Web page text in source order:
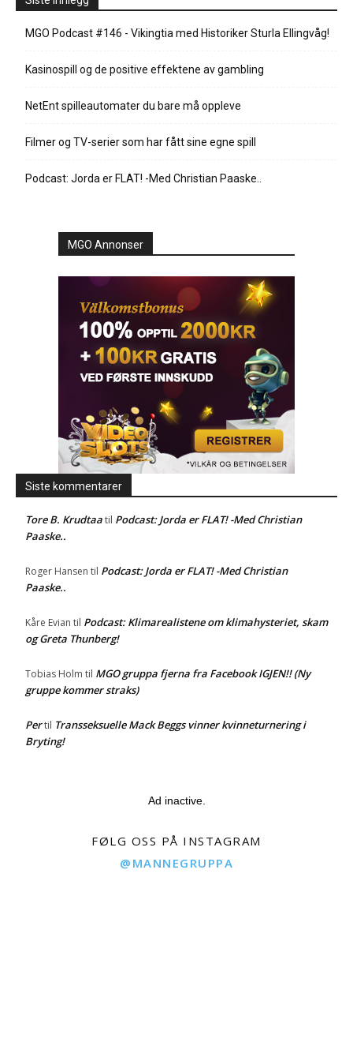
MGO Podcast #146 - Vikingtia med Historiker Sturla Ellingvåg!
Kasinospill og de positive effektene av gambling
NetEnt spilleautomater du bare må oppleve
Filmer og TV-serier som har fått sine egne spill
Podcast: Jorda er FLAT! -Med Christian Paaske..
MGO Annonser
Siste kommentarer
Tore B. Krudtaatil Podcast: Jorda er FLAT! -Med Christian
Paaske..
Roger Hansen til Podcast: Jorda er FLAT! -Med Christian
Paaske..
Kåre Evian til Podcast: Klimarealistene om klimahysteriet, skam
og Greta Thunberg!
Tobias Holm til MGO gruppa fjerna fra Facebook IGJEN!! (Ny
gruppe kommer straks)
Pertil Transseksuelle Mack Beggs vinner kvinneturnering i
Bryting!
Ad inactive.
FØLG OSS PÅ INSTAGRAM
@MANNEGRUPPA